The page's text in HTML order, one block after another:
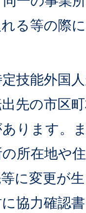
る等の際
技能外国
先の市区
ります。
所在地や
に変更が
協力確認